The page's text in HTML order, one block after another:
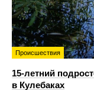
Происшествия
15-летний
в Кулебаках